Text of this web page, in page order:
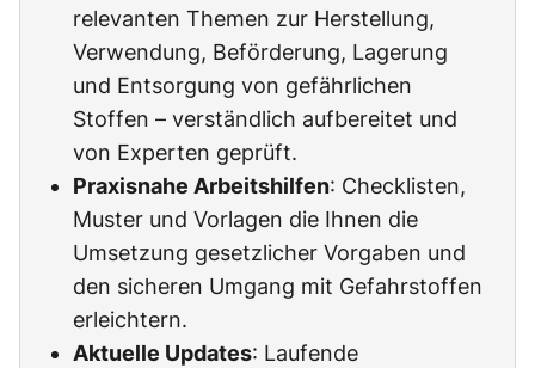
relevanten Themen zur Herstellung,
Verwendung, Beförderung, Lagerung
und Entsorgung von gefährlichen
Stoffen – verständlich aufbereitet und
von Experten geprüft.
Praxisnahe Arbeitshilfen: Checklisten,
Muster und Vorlagen die Ihnen die
Umsetzung gesetzlicher Vorgaben und
den sicheren Umgang mit Gefahrstoffen
erleichtern.
Aktuelle Updates: Laufende